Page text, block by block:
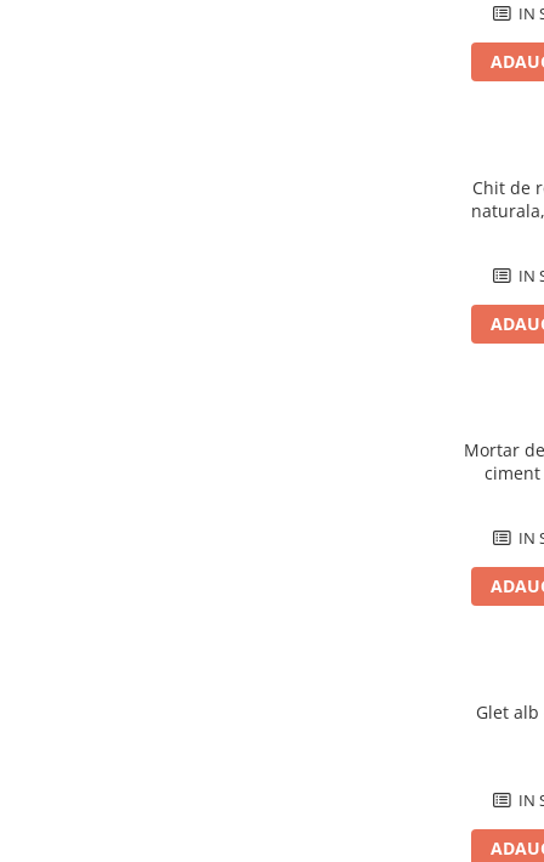
IN
Chit de
IN
Mortar
ciment
IN
Glet
IN